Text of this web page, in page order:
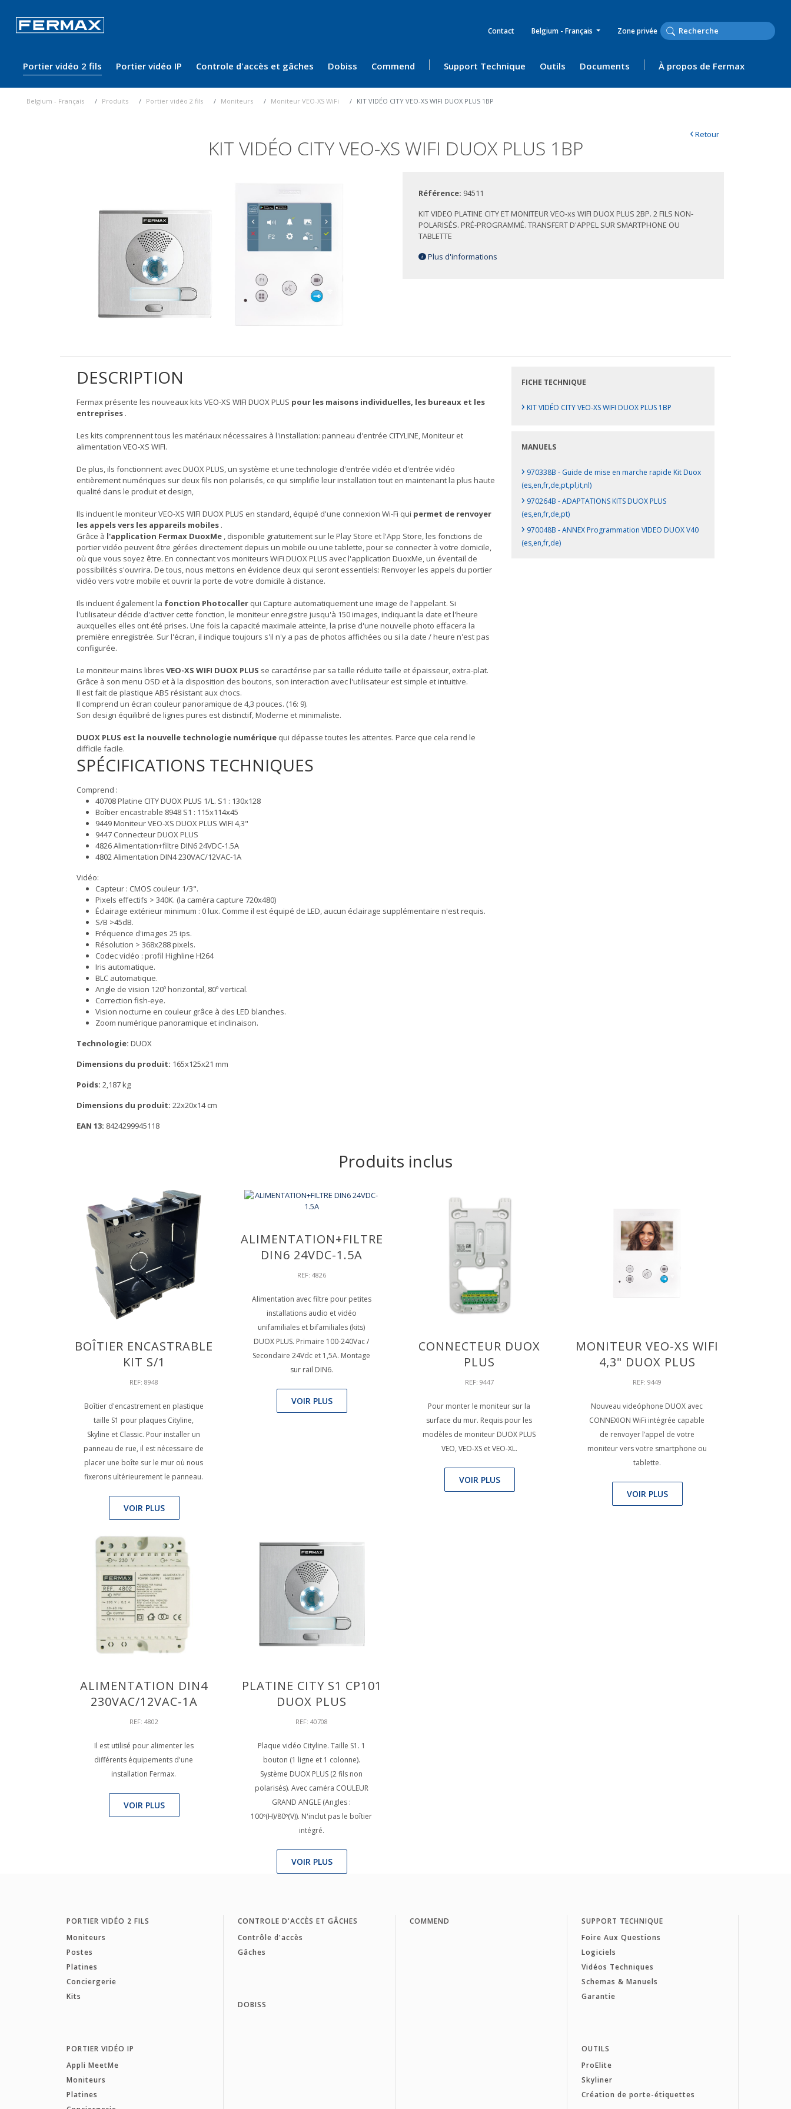
Contact Belgium - Français Zone privée
Portier vidéo 2 fils Portier vidéo IP Controle d'accès et gâches Dobiss Commend Support Technique Outils Documents À propos de Fermax
Belgium - Français Produits Portier vidéo 2 fils Moniteurs Moniteur VEO-XS WiFi KIT VIDÉO CITY VEO-XS WIFI DUOX PLUS 1BP
KIT VIDÉO CITY VEO-XS WIFI DUOX PLUS 1BP
‹Retour
Référence: 94511
KIT VIDEO PLATINE CITY ET MONITEUR VEO-xs WIFI DUOX PLUS 2BP. 2 FILS NON-
POLARISÉS. PRÉ-PROGRAMMÉ. TRANSFERT D'APPEL SUR SMARTPHONE OU
TABLETTE
Plus d'informations
DESCRIPTION
Fermax présente les nouveaux kits VEO-XS WIFI DUOX PLUS pour les maisons individuelles, les bureaux et les
entreprises .
Les kits comprennent tous les matériaux nécessaires à l'installation: panneau d'entrée CITYLINE, Moniteur et
alimentation VEO-XS WIFI.
De plus, ils fonctionnent avec DUOX PLUS, un système et une technologie d'entrée vidéo et d'entrée vidéo
entièrement numériques sur deux fils non polarisés, ce qui simplifie leur installation tout en maintenant la plus haute
qualité dans le produit et design,
Ils incluent le moniteur VEO-XS WIFI DUOX PLUS en standard, équipé d'une connexion Wi-Fi qui permet de renvoyer
les appels vers les appareils mobiles .
Grâce à l'application Fermax DuoxMe , disponible gratuitement sur le Play Store et l'App Store, les fonctions de
portier vidéo peuvent être gérées directement depuis un mobile ou une tablette, pour se connecter à votre domicile,
où que vous soyez être. En connectant vos moniteurs WiFi DUOX PLUS avec l'application DuoxMe, un éventail de
possibilités s'ouvrira. De tous, nous mettons en évidence deux qui seront essentiels: Renvoyer les appels du portier
vidéo vers votre mobile et ouvrir la porte de votre domicile à distance.
Ils incluent également la fonction Photocaller qui Capture automatiquement une image de l'appelant. Si
l'utilisateur décide d'activer cette fonction, le moniteur enregistre jusqu'à 150 images, indiquant la date et l'heure
auxquelles elles ont été prises. Une fois la capacité maximale atteinte, la prise d'une nouvelle photo effacera la
première enregistrée. Sur l'écran, il indique toujours s'il n'y a pas de photos affichées ou si la date / heure n'est pas
configurée.
Le moniteur mains libres VEO-XS WIFI DUOX PLUS se caractérise par sa taille réduite taille et épaisseur, extra-plat.
Grâce à son menu OSD et à la disposition des boutons, son interaction avec l'utilisateur est simple et intuitive.
Il est fait de plastique ABS résistant aux chocs.
Il comprend un écran couleur panoramique de 4,3 pouces. (16: 9).
Son design équilibré de lignes pures est distinctif, Moderne et minimaliste.
DUOX PLUS est la nouvelle technologie numérique qui dépasse toutes les attentes. Parce que cela rend le
difficile facile.
SPÉCIFICATIONS TECHNIQUES
Comprend :
40708 Platine CITY DUOX PLUS 1/L. S1 : 130x128
Boîtier encastrable 8948 S1 : 115x114x45
9449 Moniteur VEO-XS DUOX PLUS WIFI 4,3"
9447 Connecteur DUOX PLUS
4826 Alimentation+filtre DIN6 24VDC-1.5A
4802 Alimentation DIN4 230VAC/12VAC-1A
Vidéo:
Capteur : CMOS couleur 1/3".
Pixels effectifs > 340K. (la caméra capture 720x480)
Éclairage extérieur minimum : 0 lux. Comme il est équipé de LED, aucun éclairage supplémentaire n'est requis.
S/B >45dB.
Fréquence d'images 25 ips.
Résolution > 368x288 pixels.
Codec vidéo : profil Highline H264
Iris automatique.
BLC automatique.
Angle de vision 120º horizontal, 80º vertical.
Correction fish-eye.
Vision nocturne en couleur grâce à des LED blanches.
Zoom numérique panoramique et inclinaison.
Technologie: DUOX
Dimensions du produit: 165x125x21 mm
Poids: 2,187 kg
Dimensions du produit: 22x20x14 cm
EAN 13: 8424299945118
FICHE TECHNIQUE
› KIT VIDÉO CITY VEO-XS WIFI DUOX PLUS 1BP
MANUELS
› 970338B - Guide de mise en marche rapide Kit Duox
(es,en,fr,de,pt,pl,it,nl)
› 970264B - ADAPTATIONS KITS DUOX PLUS
(es,en,fr,de,pt)
› 970048B - ANNEX Programmation VIDEO DUOX V40
(es,en,fr,de)
Produits inclus
BOÎTIER ENCASTRABLE
KIT S/1
REF: 8948
Boîtier d'encastrement en plastique
taille S1 pour plaques Cityline,
Skyline et Classic. Pour installer un
panneau de rue, il est nécessaire de
placer une boîte sur le mur où nous
fixerons ultérieurement le panneau.
VOIR PLUS
ALIMENTATION+FILTRE
DIN6 24VDC-1.5A
REF: 4826
Alimentation avec filtre pour petites
installations audio et vidéo
unifamiliales et bifamiliales (kits)
DUOX PLUS. Primaire 100-240Vac /
Secondaire 24Vdc et 1,5A. Montage
sur rail DIN6.
VOIR PLUS
CONNECTEUR DUOX
PLUS
REF: 9447
Pour monter le moniteur sur la
surface du mur. Requis pour les
modèles de moniteur DUOX PLUS
VEO, VEO-XS et VEO-XL.
VOIR PLUS
MONITEUR VEO-XS WIFI
4,3" DUOX PLUS
REF: 9449
Nouveau videóphone DUOX avec
CONNEXION WiFi intégrée capable
de renvoyer l’appel de votre
moniteur vers votre smartphone ou
tablette.
VOIR PLUS
ALIMENTATION DIN4
230VAC/12VAC-1A
REF: 4802
Il est utilisé pour alimenter les
différents équipements d'une
installation Fermax.
VOIR PLUS
PLATINE CITY S1 CP101
DUOX PLUS
REF: 40708
Plaque vidéo Cityline. Taille S1. 1
bouton (1 ligne et 1 colonne).
Système DUOX PLUS (2 fils non
polarisés). Avec caméra COULEUR
GRAND ANGLE (Angles :
100º(H)/80º(V)). N'inclut pas le boîtier
intégré.
VOIR PLUS
PORTIER VIDÉO 2 FILS
Moniteurs
Postes
Platines
Conciergerie
Kits
PORTIER VIDÉO IP
Appli MeetMe
Moniteurs
Platines
CONTROLE D'ACCÈS ET GÂCHES
Contrôle d'accès
Gâches
DOBISS
COMMEND
SUPPORT TECHNIQUE
Foire Aux Questions
Logiciels
Vidéos Techniques
Schemas & Manuels
Garantie
OUTILS
ProElite
Skyliner
Création de porte-étiquettes